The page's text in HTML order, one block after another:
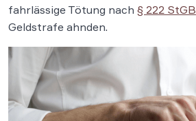
fahrlässige Tötung nach § 222 StGB
Geldstrafe ahnden.